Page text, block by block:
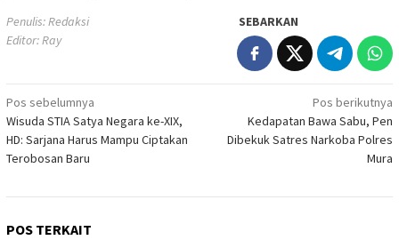
Penulis: Redaksi
Editor: Ray
SEBARKAN
Navigasi
pos
Pos sebelumnya
Wisuda STIA Satya Negara ke-XIX,
HD: Sarjana Harus Mampu Ciptakan
Terobosan Baru
Pos berikutnya
Kedapatan Bawa Sabu, Pen
Dibekuk Satres Narkoba Polres
Mura
POS TERKAIT